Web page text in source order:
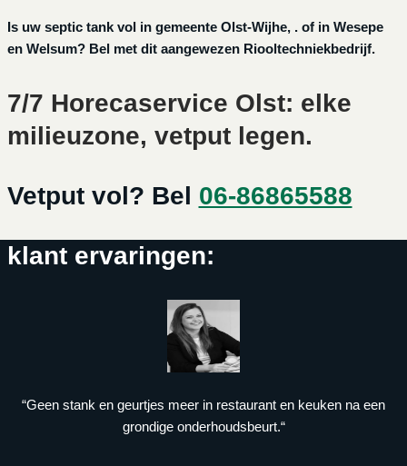
Is uw septic tank vol in gemeente Olst-Wijhe, . of in Wesepe
en Welsum? Bel met dit aangewezen Riooltechniekbedrijf.
7/7 Horecaservice Olst: elke
milieuzone, vetput legen.
Vetput vol? Bel 06-86865588
klant ervaringen:
“Geen stank en geurtjes meer in restaurant en keuken na een
grondige onderhoudsbeurt.“